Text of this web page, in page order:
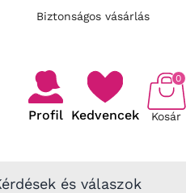
Biztonságos vásárlás
Profil Kedvencek Kosár
0
és válaszok